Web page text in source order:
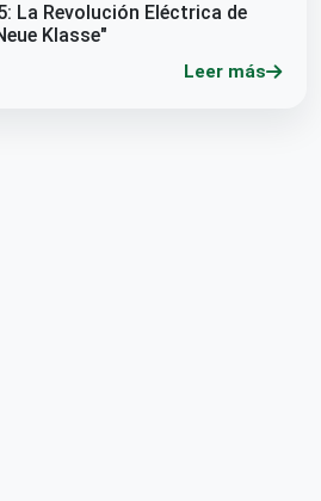
La Revolución Eléctrica de
Klasse"
Leer más